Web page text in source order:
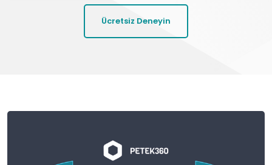
Ücretsiz Deneyin